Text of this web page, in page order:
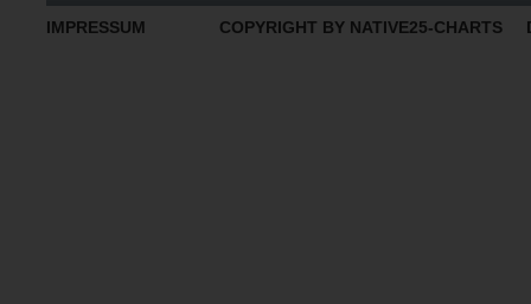
IMPRESSUM COPYRIGHT BY NATIVE25-CHARTS